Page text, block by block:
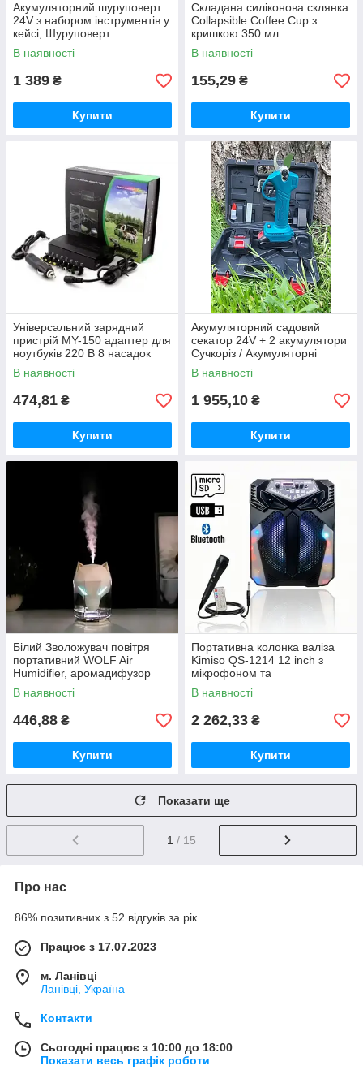
Акумуляторний шуруповерт
24V з набором інструментів у
кейсі, Шуруповерт
В наявності
1 389 ₴
Купити
Складана силіконова склянка
Collapsible Coffee Cup з
кришкою 350 мл
В наявності
155,29 ₴
Купити
Універсальний зарядний
пристрій MY-150 адаптер для
ноутбуків 220 В 8 насадок
В наявності
474,81 ₴
Купити
Акумуляторний садовий
секатор 24V + 2 акумулятори
Сучкоріз / Акумуляторні
садові ножиці Crafting tools
В наявності
1 955,10 ₴
Купити
Білий Зволожувач повітря
портативний WOLF Air
Humidifier, аромадифузор
електричний з резервуаром
для ефірної олії,
В наявності
446,88 ₴
Купити
Портативна колонка валіза
Kimiso QS-1214 12 inch з
мікрофоном та
світломузикою, 900 Вт
В наявності
2 262,33 ₴
Купити
Показати ще
1 / 15
Про нас
86% позитивних з 52 відгуків за рік
Працює з 17.07.2023
м. Ланівці
Ланівці, Україна
Контакти
Сьогодні працює з 10:00 до 18:00
Показати весь графік роботи